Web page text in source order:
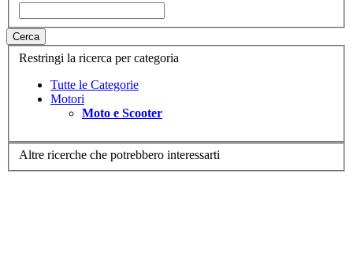
Cerca
Restringi la ricerca per categoria
Tutte le Categorie
Motori
Moto e Scooter
Altre ricerche che potrebbero interessarti